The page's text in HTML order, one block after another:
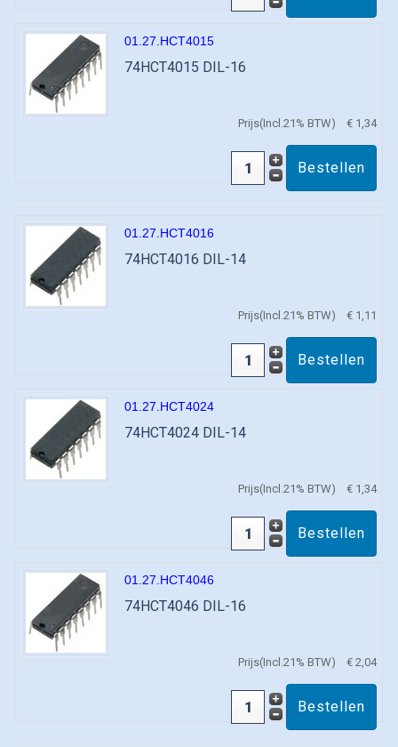
01.27.HCT4015
74HCT4015 DIL-16
Prijs(Incl.21% BTW) € 1,34
01.27.HCT4016
74HCT4016 DIL-14
Prijs(Incl.21% BTW) € 1,11
01.27.HCT4024
74HCT4024 DIL-14
Prijs(Incl.21% BTW) € 1,34
01.27.HCT4046
74HCT4046 DIL-16
Prijs(Incl.21% BTW) € 2,04